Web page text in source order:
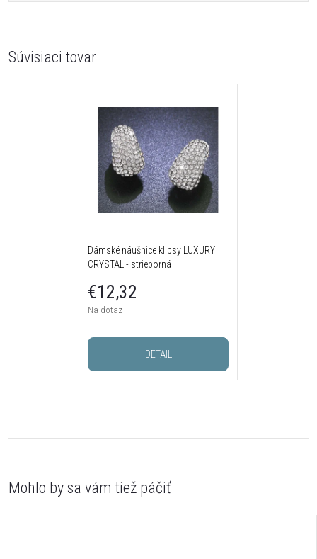
Súvisiaci tovar
Dámské náušnice klipsy LUXURY
CRYSTAL - strieborná
€12,32
Na dotaz
DETAIL